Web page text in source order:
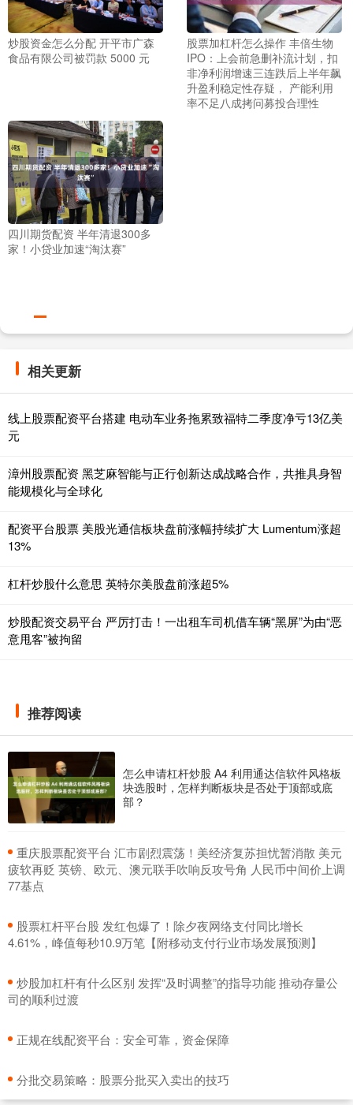
炒股资金怎么分配 开平市广森
食品有限公司被罚款 5000 元
股票加杠杆怎么操作 丰倍生物
IPO：上会前急删补流计划，扣
非净利润增速三连跌后上半年飙
升盈利稳定性存疑， 产能利用
率不足八成拷问募投合理性
四川期货配资 半年清退300多
家！小贷业加速“淘汰赛”
相关更新
线上股票配资平台搭建 电动车业务拖累致福特二季度净亏13亿美
元
漳州股票配资 黑芝麻智能与正行创新达成战略合作，共推具身智
能规模化与全球化
配资平台股票 美股光通信板块盘前涨幅持续扩大 Lumentum涨超
13%
杠杆炒股什么意思 英特尔美股盘前涨超5%
炒股配资交易平台 严厉打击！一出租车司机借车辆“黑屏”为由“恶
意甩客”被拘留
推荐阅读
怎么申请杠杆炒股 A4 利用通达信软件风格板
块选股时，怎样判断板块是否处于顶部或底
部？
​重庆股票配资平台 汇市剧烈震荡！美经济复苏担忧暂消散 美元
疲软再贬 英镑、欧元、澳元联手吹响反攻号角 人民币中间价上调
77基点
​股票杠杆平台股 发红包爆了！除夕夜网络支付同比增长
4.61%，峰值每秒10.9万笔【附移动支付行业市场发展预测】
​炒股加杠杆有什么区别 发挥“及时调整”的指导功能 推动存量公
司的顺利过渡
​正规在线配资平台：安全可靠，资金保障
​分批交易策略：股票分批买入卖出的技巧